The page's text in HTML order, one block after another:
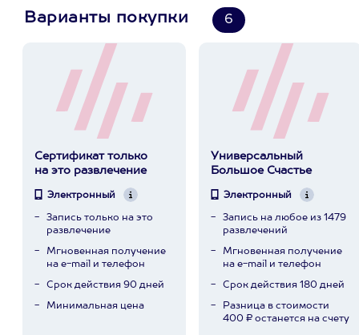
Варианты покупки 6
Сертификат только
на это развлечение
Электронный
Запись только на это
развлечение
Мгновенная получение
на e-mail и телефон
Срок действия 90 дней
Минимальная цена
Универсальный
Большое Счастье
Электронный
Запись на любое из 1479
развлечений
Мгновенная получение
на e-mail и телефон
Срок действия 180 дней
Разница в стоимости
400 ₽ останется на счету